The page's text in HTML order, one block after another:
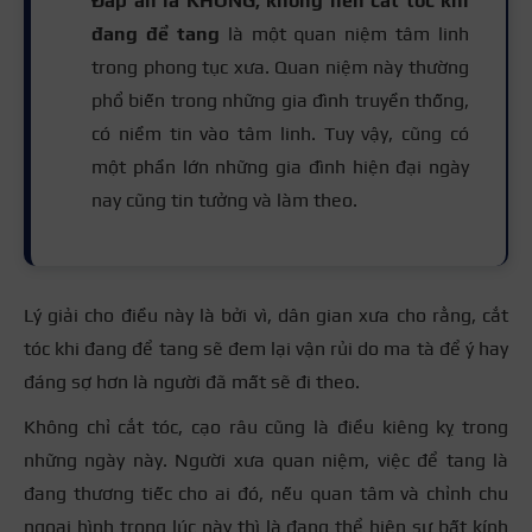
đang để tang là một quan niệm tâm linh
trong phong tục xưa. Quan niệm này thường
phổ biến trong những gia đình truyền thống,
có niềm tin vào tâm linh. Tuy vậy, cũng có
một phần lớn những gia đình hiện đại ngày
nay cũng tin tưởng và làm theo.
Lý giải cho điều này là bởi vì, dân gian xưa cho rằng, cắt
tóc khi đang để tang sẽ đem lại vận rủi do ma tà để ý hay
đáng sợ hơn là người đã mất sẽ đi theo.
Không chỉ cắt tóc, cạo râu cũng là điều kiêng kỵ trong
những ngày này. Người xưa quan niệm, việc để tang là
đang thương tiếc cho ai đó, nếu quan tâm và chỉnh chu
ngoại hình trong lúc này thì là đang thể hiện sự bất kính